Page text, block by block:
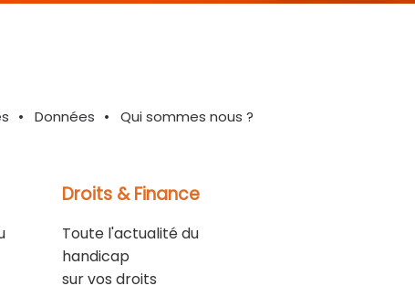
Données Qui sommes nous ?
Droits & Finance
Toute l'actualité du
handicap
sur vos droits